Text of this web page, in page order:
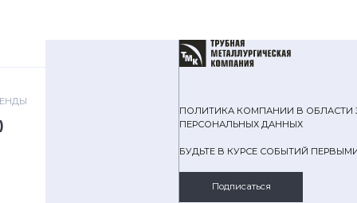
ПОЛИТИКА КОМПАНИИ В ОБЛАСТИ
ПЕРСОНАЛЬНЫХ ДАННЫХ
БУДЬТЕ В КУРСЕ СОБЫТИЙ
Подписаться